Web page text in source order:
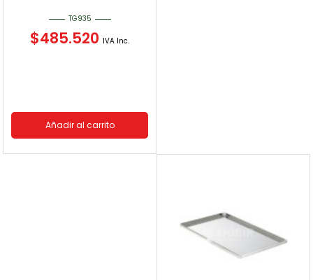
TG935
$485.520 IVA Inc.
Añadir al carrito